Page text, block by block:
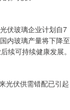
伏玻璃企业计划自7
内玻璃产量将下降至
续可持续健康发展。
光伏供需错配已引起